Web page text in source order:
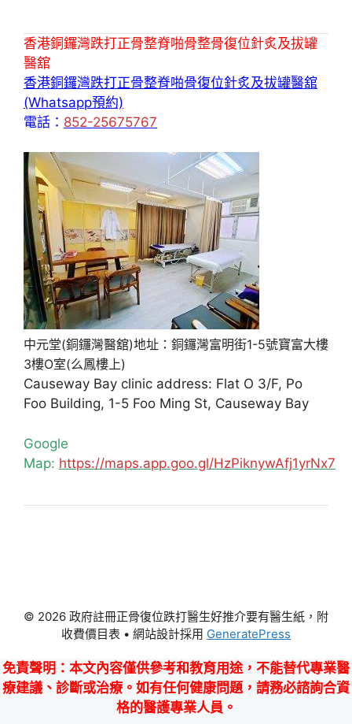
香港銅鑼灣跌打正骨整脊啪骨整骨復位針炙及拔罐
醫舘
香港銅鑼灣跌打正骨整脊啪骨復位針炙及拔罐醫舘
(Whatsapp預約)
電話： 852-25675767
中元堂(銅鑼灣醫舘)地址：銅鑼灣富明街1-5號寶富大樓
3樓O室(么鳳樓上)
Causeway Bay clinic address: Flat O 3/F, Po
Foo Building, 1-5 Foo Ming St, Causeway Bay
Google
Map: https://maps.app.goo.gl/HzPiknywAfj1yrNx7
© 2026 政府註冊正骨復位跌打醫生好推介要有醫生紙，附
收費價目表 • 網站設計採用 GeneratePress
免責聲明 ：本文內容僅供參考和教育用途，不能替代專業醫
療建議、診斷或治療。如有任何健康問題，請務必諮詢合資
格的醫護專業人員。